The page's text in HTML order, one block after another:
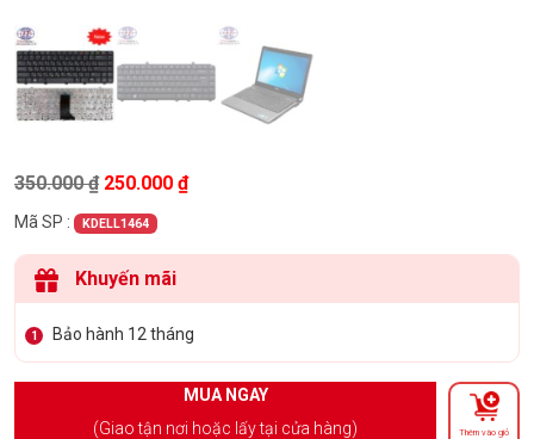
350.000₫ Giá gốc là: 350.000 ₫.
250.000 ₫Giá hiện tại là: 250.000 ₫.
Mã SP : KDELL1464
Khuyến mãi
1 Bảo hành 12 tháng
MUA NGAY
(Giao tận nơi hoặc lấy tại cửa hàng)
Thêm vào giỏ